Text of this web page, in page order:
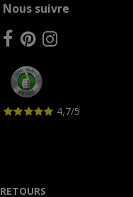
Nous suivre
4,7/5
RETOURS